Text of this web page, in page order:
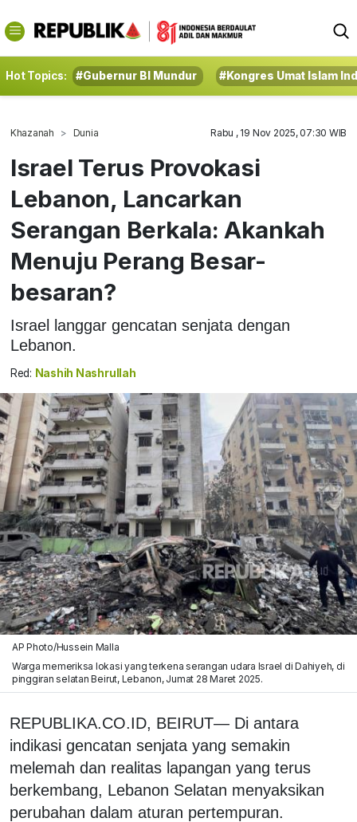
Hot Topics: #Gubernur BI Mundur #Kongres Umat Islam
Khazanah Dunia Rabu , 19 Nov 2025, 07:30 WIB
Israel Terus Provokasi
Lebanon, Lancarkan
Serangan Berkala: Akankah
Menuju Perang Besar-
besaran?
Israel langgar gencatan senjata dengan
Lebanon.
Red: Nashih Nashrullah
AP Photo/Hussein Malla
Warga memeriksa lokasi yang terkena serangan udara Israel di Dahiyeh, di
pinggiran selatan Beirut, Lebanon, Jumat 28 Maret 2025.
REPUBLIKA.CO.ID, BEIRUT— Di antara
indikasi gencatan senjata yang semakin
melemah dan realitas lapangan yang terus
berkembang, Lebanon Selatan menyaksikan
perubahan dalam aturan pertempuran.